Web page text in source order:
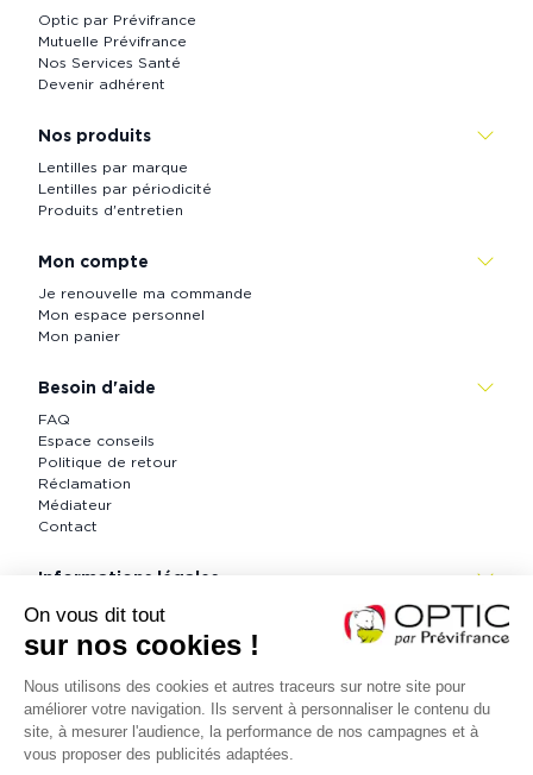
Optic par Prévifrance
Mutuelle Prévifrance
Nos Services Santé
Devenir adhérent
Nos produits
Lentilles par marque
Lentilles par périodicité
Produits d'entretien
Mon compte
Je renouvelle ma commande
Mon espace personnel
Mon panier
Besoin d'aide
FAQ
Espace conseils
Politique de retour
Réclamation
Médiateur
Contact
Informations légales
CGV
Politique de confidentialité
Contactez nous